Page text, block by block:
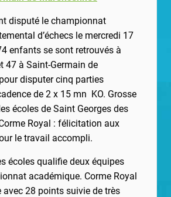
disputé le championnat
d’échecs le mercredi 17
enfants se sont retrouvés à
47 à Saint-Germain de
disputer cinq parties
de 2 x 15 mn KO. Grosse
écoles de Saint Georges des
Royal : félicitation aux
le travail accompli.
écoles qualifie deux équipes
académique. Corme Royal
avec 28 points suivie de très